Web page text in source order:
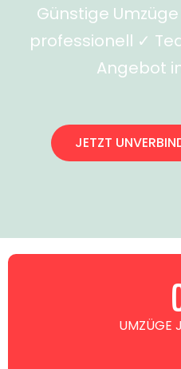
Günstige
professionell ✓
Angebot
JETZT
UMZÜGE